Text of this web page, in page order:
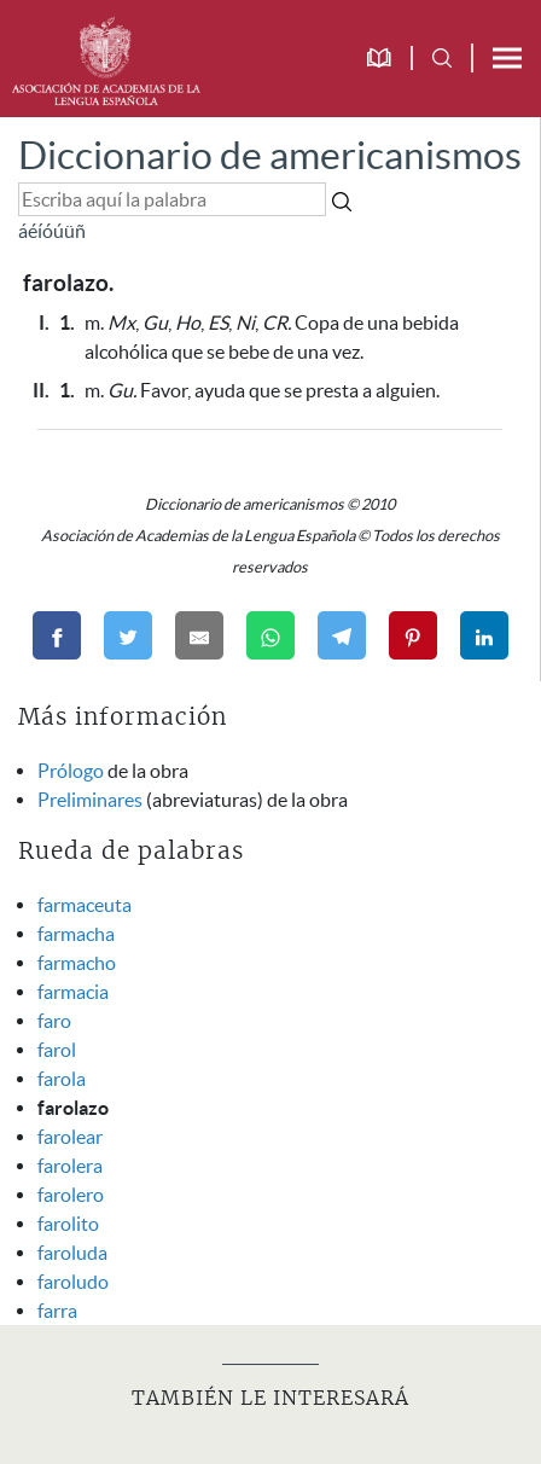
Diccionario de americanismos
áéíóúüñ
farolazo.
I. 1. m. Mx, Gu, Ho, ES, Ni, CR.Copa de una bebida
alcohólica que se bebe de una vez.
II. 1. m. Gu. Favor, ayuda que se presta a alguien.
Diccionario de americanismos © 2010
Asociación de Academias de la Lengua Española © Todos los derechos
reservados
Más información
Prólogode la obra
Preliminares (abreviaturas) de la obra
Rueda de palabras
farmaceuta
farmacha
farmacho
farmacia
faro
farol
farola
farolazo
farolear
farolera
farolero
farolito
faroluda
faroludo
farra
TAMBIÉN LE INTERESARÁ